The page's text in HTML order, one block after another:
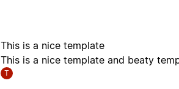
This is a nice template
This is a nice template and beaty
T